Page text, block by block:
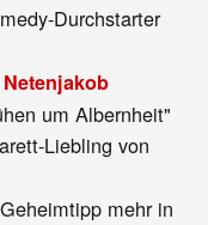
Durchstarter
um Albernheit"
Liebling von
mehr in